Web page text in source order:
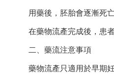
用藥後，胚胎會逐漸死
在藥物流產完成後，患
二、藥流注意事項
藥物流產只適用於早期